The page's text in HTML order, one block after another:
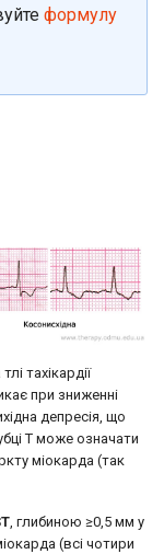
формулу
тахікардії
при зниженні
депресія, що
Т може означати
міокарда (так
, глибиною ≥0,5 мм у
(всі чотири